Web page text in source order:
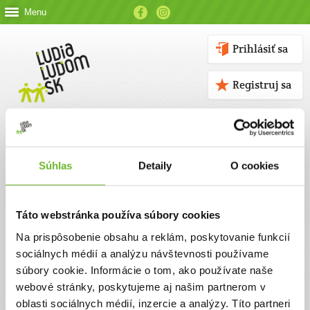
Súhlas Detaily O cookies
Táto webstránka používa súbory cookies
Na prispôsobenie obsahu a reklám, poskytovanie funkcií
sociálnych médií a analýzu návštevnosti používame
súbory cookie. Informácie o tom, ako používate naše
webové stránky, poskytujeme aj našim partnerom v
oblasti sociálnych médií, inzercie a analýzy. Títo partneri
Menu
Prihlásiť sa
Registruj sa
Kontaktné údaje
V prípade akýchkoľvek otázok nás neváhajte kontaktovať
emailom, alebo telefonicky.
ĽUDIA ĽUĎOM, n. o.